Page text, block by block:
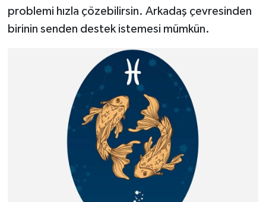
problemi hızla çözebilirsin. Arkadaş çevresinden
birinin senden destek istemesi mümkün.